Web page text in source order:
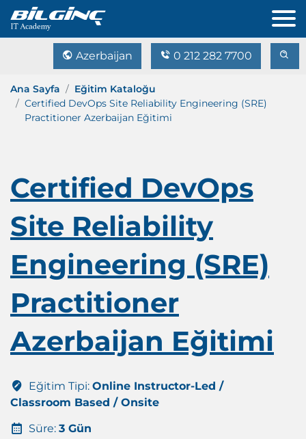
Azerbaijan 0 212 282 7700
Ana Sayfa
Eğitim Kataloğu
Certified DevOps Site Reliability Engineering (SRE)
Practitioner Azerbaijan Eğitimi
Certified DevOps
Site Reliability
Engineering (SRE)
Practitioner
Azerbaijan Eğitimi
Eğitim Tipi: Online Instructor-Led /
Classroom Based / Onsite
Süre: 3 Gün